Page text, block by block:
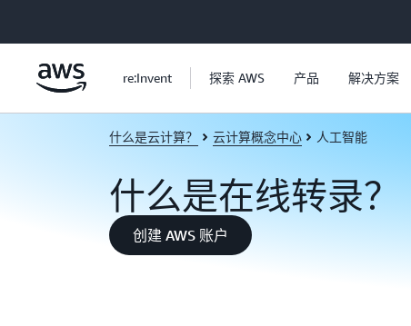
re:Invent 探索 AWS 产品 解决方案
什么是云计算？ 云计算概念中心 人工智能
什么是在线转录？
创建 AWS 账户